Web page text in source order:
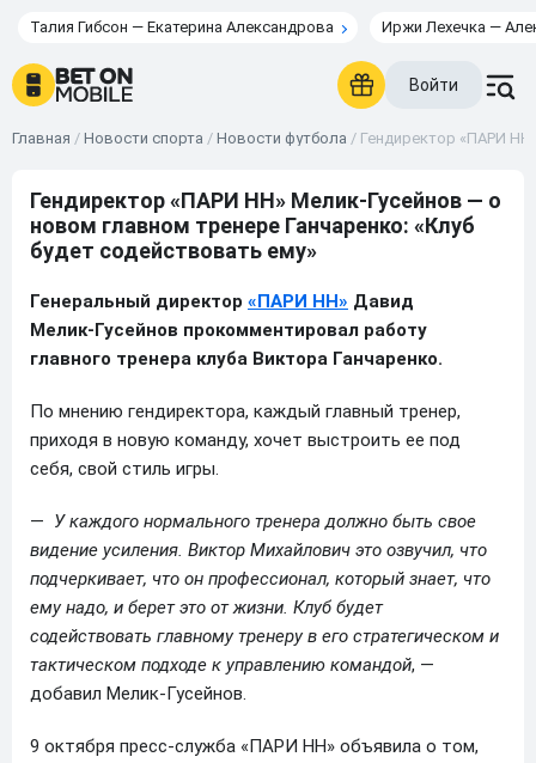
Талия Гибсон — Екатерина Александрова Иржи Лехечка —
Войти
Главная / Новости спорта / Новости футбола / Гендиректор «ПАРИ
Гендиректор «ПАРИ НН» Мелик‑Гусейнов — о
новом главном тренере Ганчаренко: «Клуб
будет содействовать ему»
Генеральный директор «ПАРИ НН» Давид
Мелик‑Гусейнов прокомментировал работу
главного тренера клуба Виктора Ганчаренко.
По мнению гендиректора, каждый главный тренер,
приходя в новую команду, хочет выстроить ее под
себя, свой стиль игры.
— У каждого нормального тренера должно быть свое
видение усиления. Виктор Михайлович это озвучил, что
подчеркивает, что он профессионал, который знает, что
ему надо, и берет это от жизни. Клуб будет
содействовать главному тренеру в его стратегическом и
тактическом подходе к управлению командой, —
добавил Мелик-Гусейнов.
9 октября пресс-служба «ПАРИ НН» объявила о том,